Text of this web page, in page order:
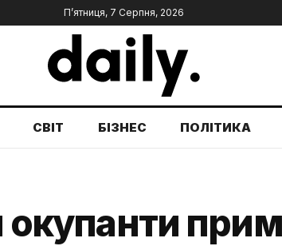
П’ятниця, 7 Серпня, 2026
СВІТ БІЗНЕС ПОЛІТИКА
окупанти